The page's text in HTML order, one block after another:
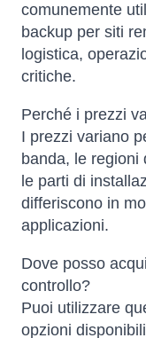
comunemente
backup per siti
logistica,
critiche.
Perché i prezzi
I prezzi variano
banda, le regioni
le parti di
differiscono in
applicazioni.
Dove posso
controllo?
Puoi utilizzare
opzioni